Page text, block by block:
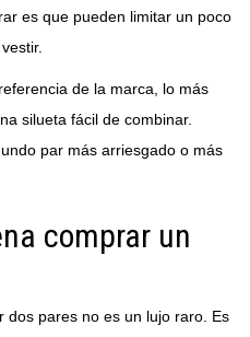
es que pueden limitar un poco
de la marca, lo más
silueta fácil de combinar.
par más arriesgado o más
comprar un
dos pares no es un lujo raro. Es